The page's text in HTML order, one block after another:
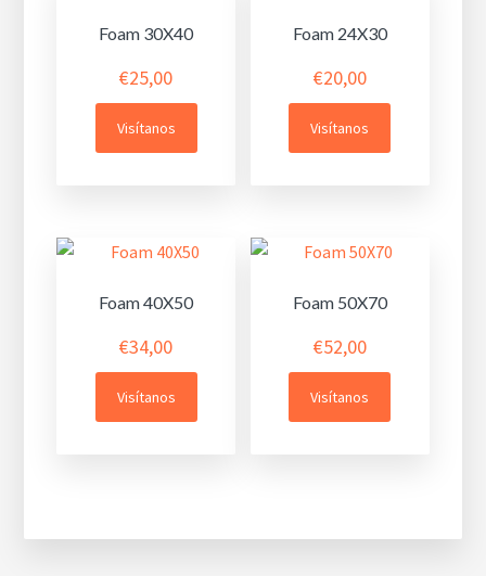
Foam 30X40
€25,00
Visítanos
Foam 24X30
€20,00
Visítanos
Foam 40X50
€34,00
Visítanos
Foam 50X70
€52,00
Visítanos